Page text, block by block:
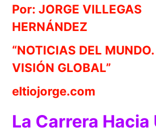
Por: JORGE VILLEGAS
HERNÁNDEZ
“NOTICIAS DEL
VISIÓN GLOBAL”
eltiojorge.com
La Carrera Hacia